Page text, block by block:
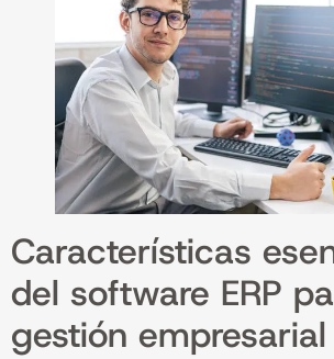
Características
del software ERP
gestión empresarial